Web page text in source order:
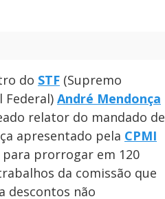
do STF (Supremo
Federal) André Mendonça
relator do mandado de
apresentado pela CPMI
para prorrogar em 120
da comissão que
descontos não